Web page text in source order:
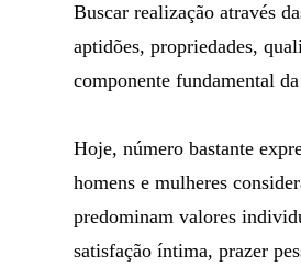
Buscar realização através
aptidões, propriedades,
componente fundamental da
Hoje, número bastante
homens e mulheres
predominam valores
satisfação íntima, prazer